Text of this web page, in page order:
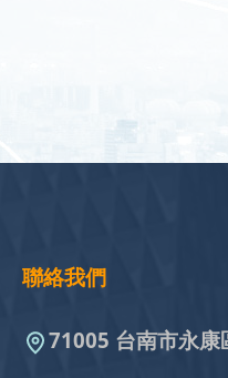
聯絡我們
71005 台南市永康